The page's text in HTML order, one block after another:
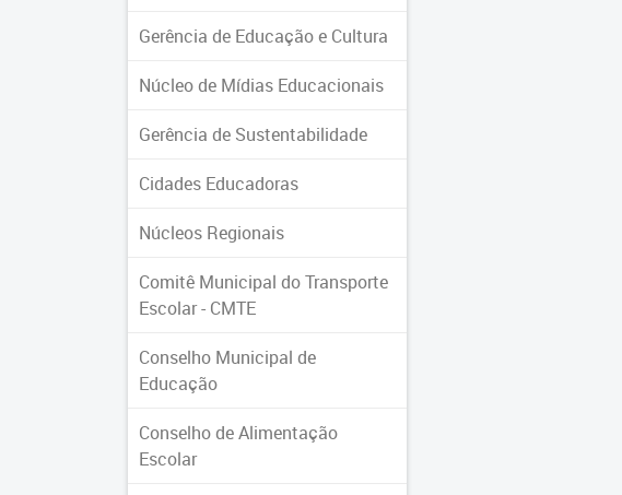
Gerência de Educação e Cultura
Núcleo de Mídias Educacionais
Gerência de Sustentabilidade
Cidades Educadoras
Núcleos Regionais
Comitê Municipal do Transporte
Escolar - CMTE
Conselho Municipal de
Educação
Conselho de Alimentação
Escolar